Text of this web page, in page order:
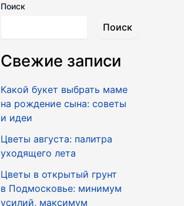
Поиск
Поиск
Свежие записи
Какой букет выбрать маме
на рождение сына: советы
и идеи
Цветы августа: палитра
уходящего лета
Цветы в открытый грунт
в Подмосковье: минимум
усилий, максимум